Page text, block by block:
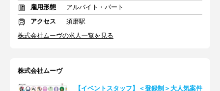
雇用形態
アルバイト・パート
アクセス
須磨駅
株式会社ムーヴの求人一覧を見る
株式会社ムーヴ
【イベントスタッフ】＜登録制＞大人気案件